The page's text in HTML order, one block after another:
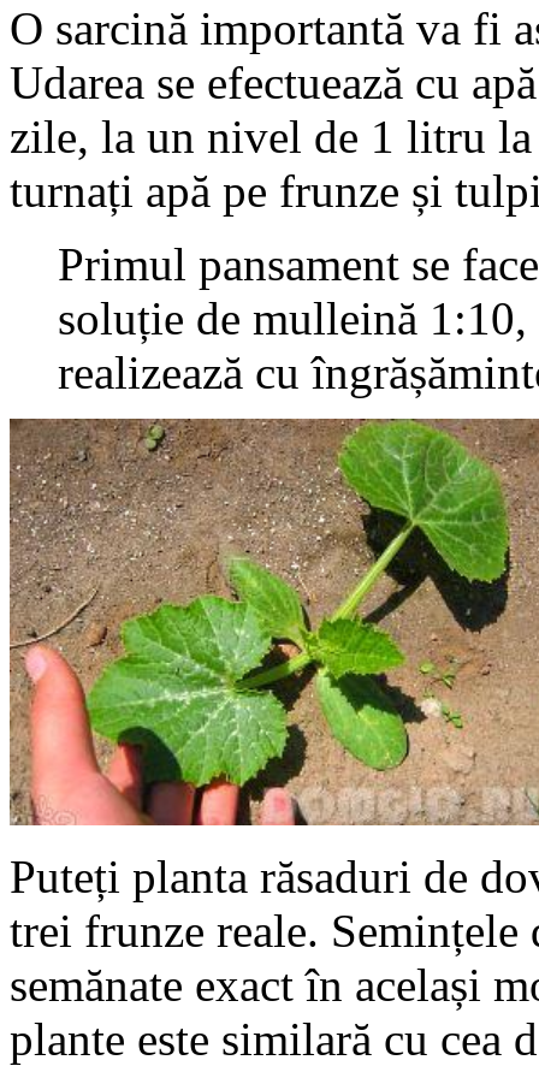
O sarcină importantă va fi
Udarea se efectuează cu
zile, la un nivel de 1 litru
turnați apă pe frunze și
Primul pansament se
soluție de mulleină 1:10,
realizează cu
Puteți planta răsaduri de
trei frunze reale.
semănate exact în același
plante este similară cu cea